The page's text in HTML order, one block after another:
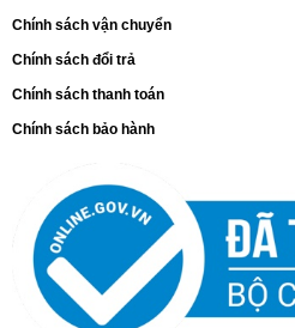
Chính sách vận chuyển
Chính sách đổi trả
Chính sách thanh toán
Chính sách bảo hành